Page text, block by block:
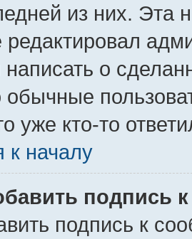
из них. Эта
написать о
обычные
уже кто-то
к началу
подпись
подпись к